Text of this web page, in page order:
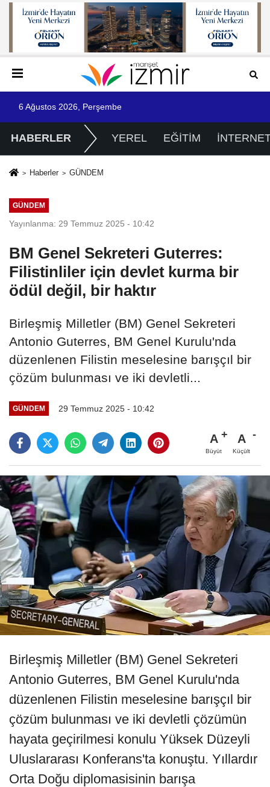
6 Ağustos 2026, Perşembe
HABERLER YEREL EĞİTİM
Haberler GÜNDEM
GÜNDEM
Yayınlanma: 29 Temmuz 2025 - 10:42
BM Genel Sekreteri Guterres:
Filistinliler için devlet kurma bir
ödül değil, bir haktır
Birleşmiş Milletler (BM) Genel Sekreteri
Antonio Guterres, BM Genel Kurulu'nda
düzenlenen Filistin meselesine barışçıl bir
çözüm bulunması ve iki devletli...
GÜNDEM 29 Temmuz 2025 - 10:42
A
Büyüt
A
Küçült
Birleşmiş Milletler (BM) Genel Sekreteri
Antonio Guterres, BM Genel Kurulu'nda
düzenlenen Filistin meselesine barışçıl bir
çözüm bulunması ve iki devletli çözümün
hayata geçirilmesi konulu Yüksek Düzeyli
Uluslararası Konferans'ta konuştu. Yıllardır
Orta Doğu diplomasisinin barışa